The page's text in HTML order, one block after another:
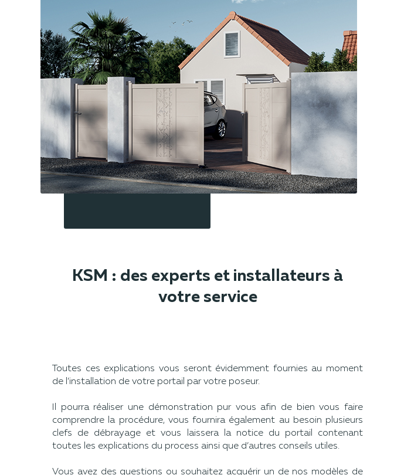
KSM : des experts et installateurs à
votre service
Toutes ces explications vous seront évidemment fournies au moment
de l’installation de votre portail par votre poseur.
Il pourra réaliser une démonstration pur vous afin de bien vous faire
comprendre la procédure, vous fournira également au besoin plusieurs
clefs de débrayage et vous laissera la notice du portail contenant
toutes les explications du process ainsi que d’autres conseils utiles.
Vous avez des questions ou souhaitez acquérir un de nos modèles de